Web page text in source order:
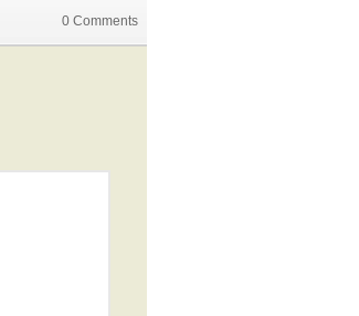
0 Comments